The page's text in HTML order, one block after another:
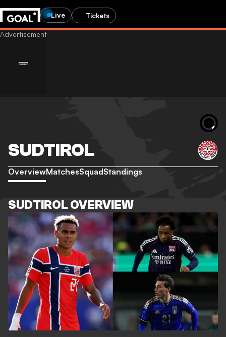
Live Tickets
SUDTIROL
OverviewMatchesSquadStandings
SUDTIROL OVERVIEW